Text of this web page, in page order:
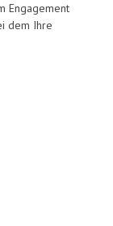
Engagement
dem Ihre